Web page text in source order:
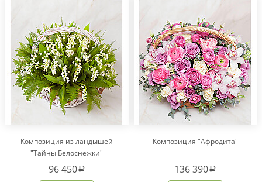
Композиция из ландышей
"Тайны Белоснежки"
96 450a
Композиция "Афродита"
136 390a